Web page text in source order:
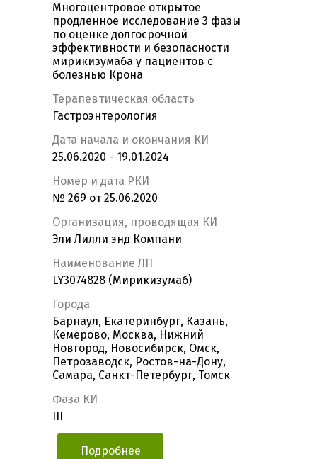
Многоцентровое открытое
продленное исследование 3 фазы
по оценке долгосрочной
эффективности и безопасности
мирикизумаба у пациентов с
болезнью Крона
Терапевтическая область
Гастроэнтерология
Дата начала и окончания КИ
25.06.2020 - 19.01.2024
Номер и дата РКИ
№ 269 от 25.06.2020
Организация, проводящая КИ
Эли Лилли энд Компани
Наименование ЛП
LY3074828 (Мирикизумаб)
Города
Барнаул, Екатеринбург, Казань,
Кемерово, Москва, Нижний
Новгород, Новосибирск, Омск,
Петрозаводск, Ростов-на-Дону,
Самара, Санкт-Петербург, Томск
Фаза КИ
Подробнее